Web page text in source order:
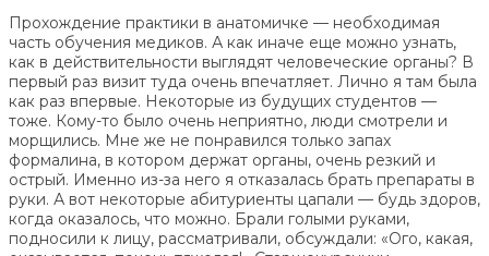
Прохождение практики в анатомичке — необходимая
часть обучения медиков. А как иначе еще можно узнать,
как в действительности выглядят человеческие органы? В
первый раз визит туда очень впечатляет. Лично я там была
как раз впервые. Некоторые из будущих студентов —
тоже. Кому-то было очень неприятно, люди смотрели и
морщились. Мне же не понравился только запах
формалина, в котором держат органы, очень резкий и
острый. Именно из-за него я отказалась брать препараты в
руки. А вот некоторые абитуриенты цапали — будь здоров,
когда оказалось, что можно. Брали голыми руками,
подносили к лицу, рассматривали, обсуждали: «Ого, какая,